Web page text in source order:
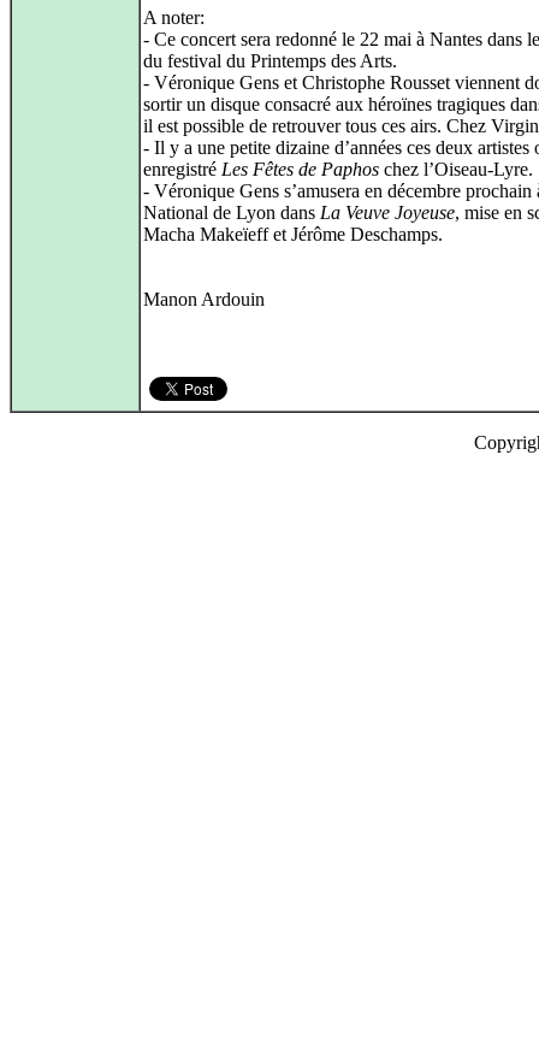
A noter:
- Ce concert sera redonné le 22 mai à Nantes dans
du festival du Printemps des Arts.
- Véronique Gens et Christophe Rousset viennent
sortir un disque consacré aux héroïnes tragiques
il est possible de retrouver tous ces airs. Chez
- Il y a une petite dizaine d’années ces deux artistes
enregistré Les Fêtes de Paphos chez l’Oiseau-Lyre.
- Véronique Gens s’amusera en décembre prochain
National de Lyon dans La Veuve Joyeuse, mise en
Macha Makeïeff et Jérôme Deschamps.
Manon Ardouin